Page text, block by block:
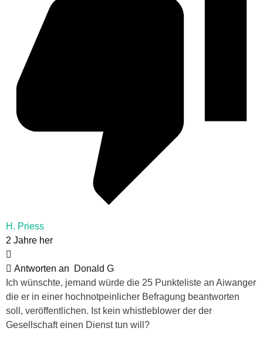
H. Priess
2 Jahre her
Antworten an
Donald G
Ich wünschte, jemand würde die 25 Punkteliste an Aiwanger
die er in einer hochnotpeinlicher Befragung beantworten
soll, veröffentlichen. Ist kein whistleblower der der
Gesellschaft einen Dienst tun will?